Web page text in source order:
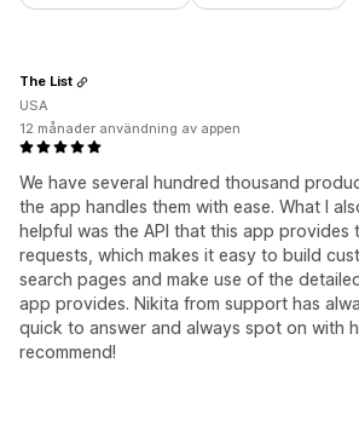
We have several hundred thousand
the app handles them with ease. What I
helpful was the API that this app provides
requests, which makes it easy to build
search pages and make use of the
app provides. Nikita from support has
quick to answer and always spot on with
recommend!
The List
USA
12 månader användning av appen